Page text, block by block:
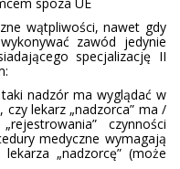
nawet gdy
zawód jedynie
specjalizację II
ma wyglądać w
lekarz „nadzorca” ma /
czynności
medyczne wymagają
„nadzorcę” (może